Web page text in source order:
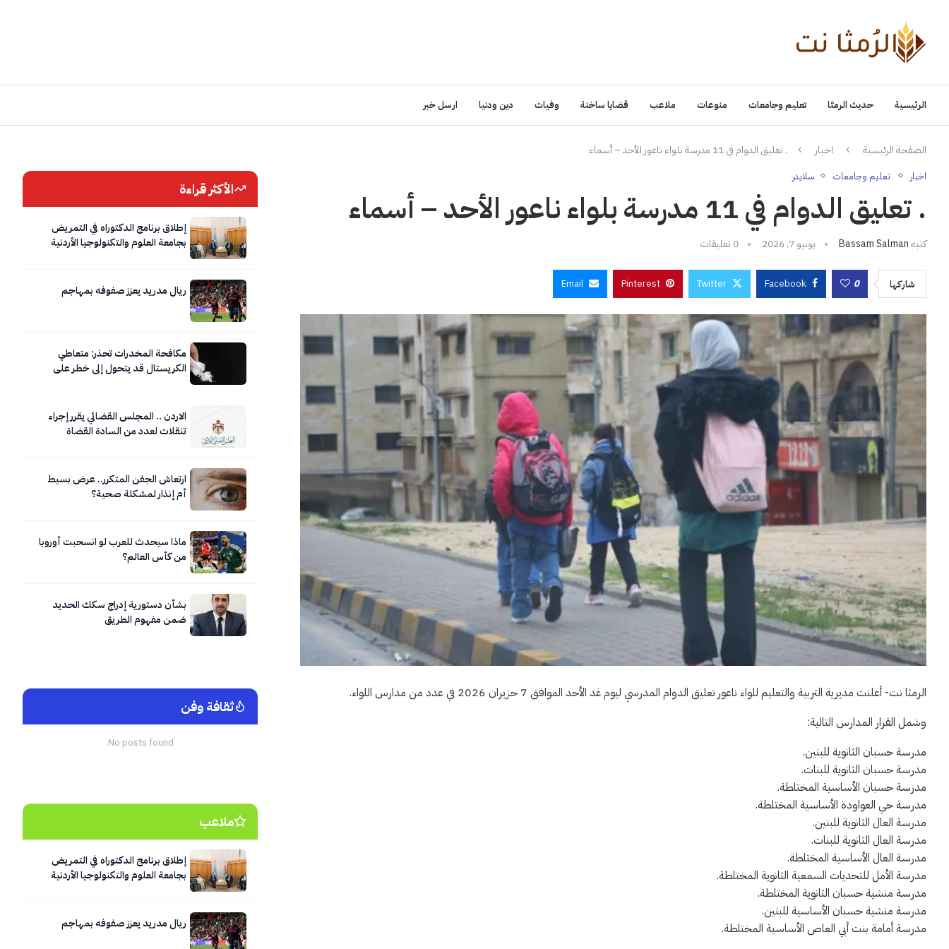
الرئيسية حديث الرمثا تعليم وجامعات منوعات ملاعب قضايا ساخنة وفيات دين ودنيا ارسل خبر
الصفحة الرئيسية اخبار . تعليق الدوام في 11 مدرسة بلواء ناعور الأحد – أسماء
اخبار تعليم وجامعات سلايدر
. تعليق الدوام في 11 مدرسة بلواء ناعور الأحد – أسماء
كتبهBassam Salman يونيو 7, 2026 0 تعليقات
شاركها 0
Facebook
Twitter
Pinterest
Email
الرمثا نت- أعلنت مديرية التربية والتعليم للواء ناعور تعليق الدوام المدرسي ليوم غد الأحد الموافق 7 حزيران 2026 في عدد من مدارس اللواء.
وشمل القرار المدارس التالية:
مدرسة حسبان الثانوية للبنين.
مدرسة حسبان الثانوية للبنات.
مدرسة حسبان الأساسية المختلطة.
مدرسة حي العواودة الأساسية المختلطة.
مدرسة العال الثانوية للبنين.
مدرسة العال الثانوية للبنات.
مدرسة العال الأساسية المختلطة.
مدرسة الأمل للتحديات السمعية الثانوية المختلطة.
مدرسة منشية حسبان الثانوية المختلطة.
مدرسة منشية حسبان الأساسية للبنين.
مدرسة أمامة بنت أبي العاص الأساسية المختلطة.
الأكثر قراءة
إطلاق برنامج الدكتوراه في التمريض
بجامعة العلوم والتكنولوجيا الأردنية
ريال مدريد يعزز صفوفه بمهاجم
مكافحة المخدرات تحذر: متعاطي
الكريستال قد يتحول إلى خطر على
الاردن .. المجلس القضائي يقرر إجراء
تنقلات لعدد من السادة القضاة
ارتعاش الجفن المتكرر.. عرض بسيط
أم إنذار لمشكلة صحية؟
ماذا سيحدث للعرب لو انسحبت أوروبا
من كأس العالم؟
بشأن دستورية إدراج سكك الحديد
ضمن مفهوم الطريق
ثقافة وفن
No posts found.
ملاعب
إطلاق برنامج الدكتوراه في التمريض
بجامعة العلوم والتكنولوجيا الأردنية
ريال مدريد يعزز صفوفه بمهاجم